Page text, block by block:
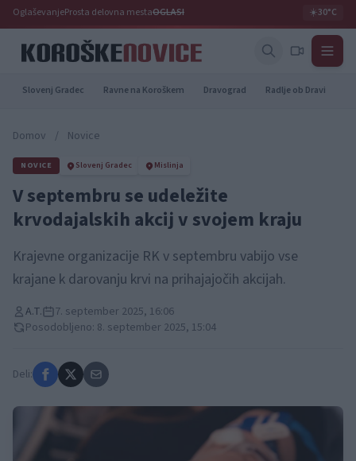
OglaševanjeProsta delovna mestaOGLASI ☀️30°C
Slovenj Gradec Ravne na Koroškem Dravograd Radlje ob Dravi
Domov / Novice
NOVICE Slovenj Gradec Mislinja
V septembru se udeležite
krvodajalskih akcij v svojem kraju
Krajevne organizacije RK v septembru vabijo vse
krajane k darovanju krvi na prihajajočih akcijah.
A.T.
7. september 2025, 16:06
Posodobljeno: 8. september 2025, 15:04
Deli: